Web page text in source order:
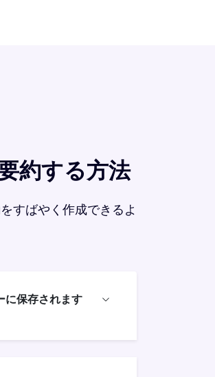
約する方法
すばやく作成できるよ
に保存されます